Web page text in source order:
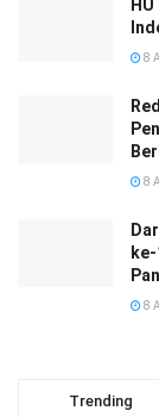
8
8
8
Trending